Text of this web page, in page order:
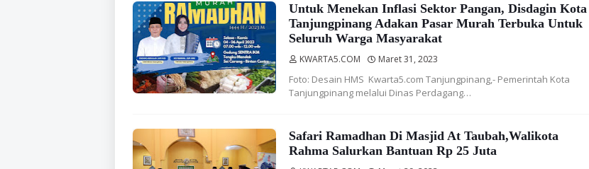
Untuk Menekan Inflasi Sektor Pangan, Disdagin Kota
Tanjungpinang Adakan Pasar Murah Terbuka Untuk
Seluruh Warga Masyarakat
KWARTA5.COM Maret 31, 2023
Foto: Desain HMS Kwarta5.com Tanjungpinang,- Pemerintah Kota
Tanjungpinang melalui Dinas Perdagang…
Safari Ramadhan Di Masjid At Taubah,Walikota
Rahma Salurkan Bantuan Rp 25 Juta